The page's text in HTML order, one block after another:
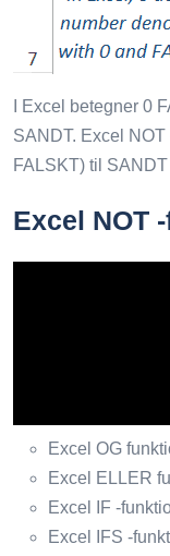
I Excel betegner 0
SANDT. Excel
FALSKT) til
Excel NOT
Excel OG
Excel ELLER
Excel IF -
Excel IFS -